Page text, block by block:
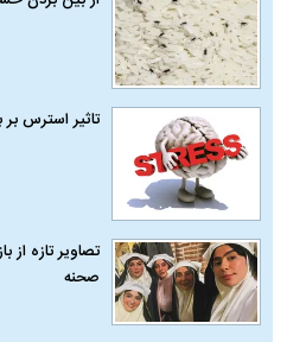
تاثیر استرس
تصاویر تازه از
صحنه